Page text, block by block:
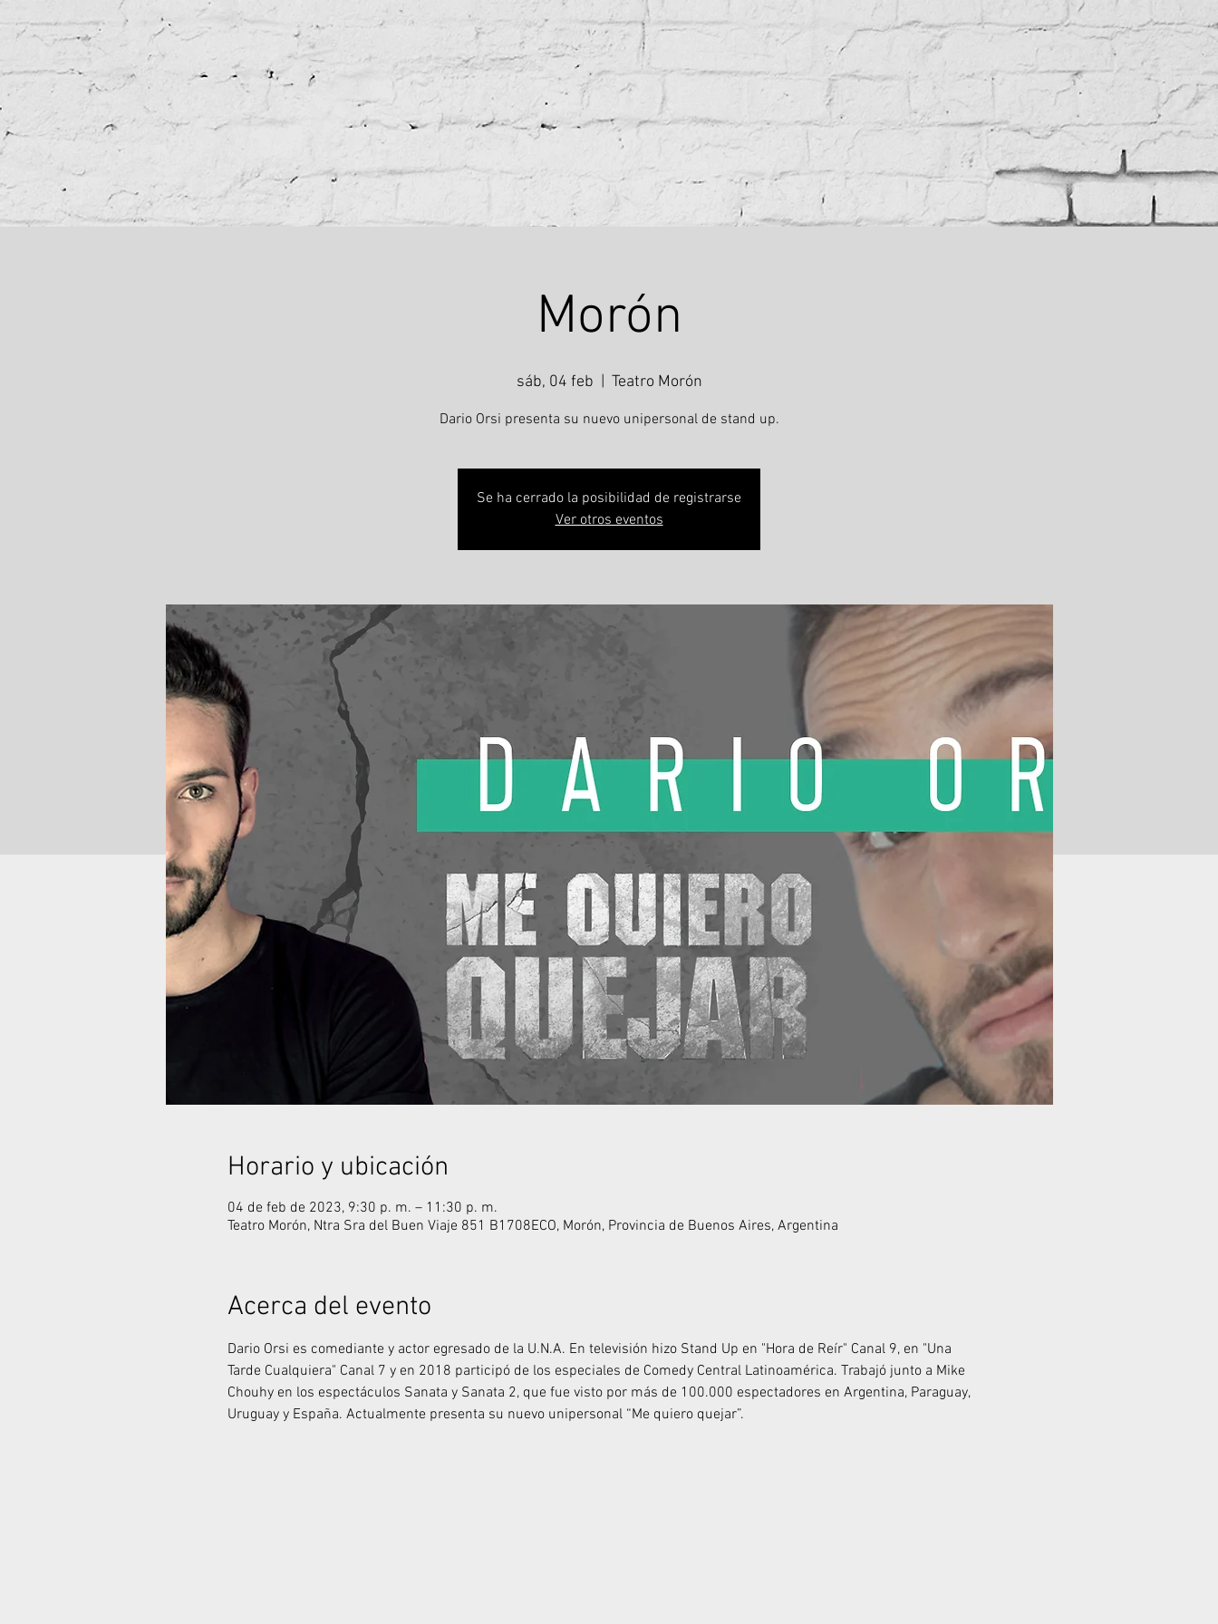
Morón
sáb, 04 feb Teatro Morón
Dario Orsi presenta su nuevo unipersonal de stand up.
Se ha cerrado la posibilidad de registrarse
Ver otros eventos
Horario y ubicación
04 de feb de 2023, 9:30 p. m. – 11:30 p. m.
Teatro Morón, Ntra Sra del Buen Viaje 851 B1708ECO, Morón, Provincia de Buenos Aires, Argentina
Acerca del evento
Dario Orsi es comediante y actor egresado de la U.N.A. En televisión hizo Stand Up en "Hora de Reír" Canal 9, en "Una
Tarde Cualquiera" Canal 7 y en 2018 participó de los especiales de Comedy Central Latinoamérica. Trabajó junto a Mike
Chouhy en los espectáculos Sanata y Sanata 2, que fue visto por más de 100.000 espectadores en Argentina, Paraguay,
Uruguay y España. Actualmente presenta su nuevo unipersonal “Me quiero quejar”.